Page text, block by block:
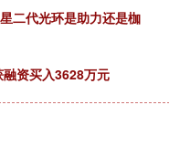
二代光环是助力还是枷
资买入3628万元